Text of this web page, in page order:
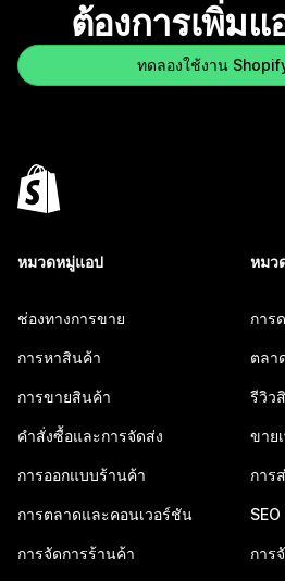
ต้องการเพิ่ม
ทดลองใช้งาน
หมวดหมู่แอป
ช่องทางการขาย
การหาสินค้า
การขายสินค้า
คำสั่งซื้อและการจัดส่ง
การออกแบบร้านค้า
การตลาดและคอนเวอร์ชัน
การจัดการร้านค้า
หมว
การ
ตลา
รีวิว
ขาย
การ
SEO
การ